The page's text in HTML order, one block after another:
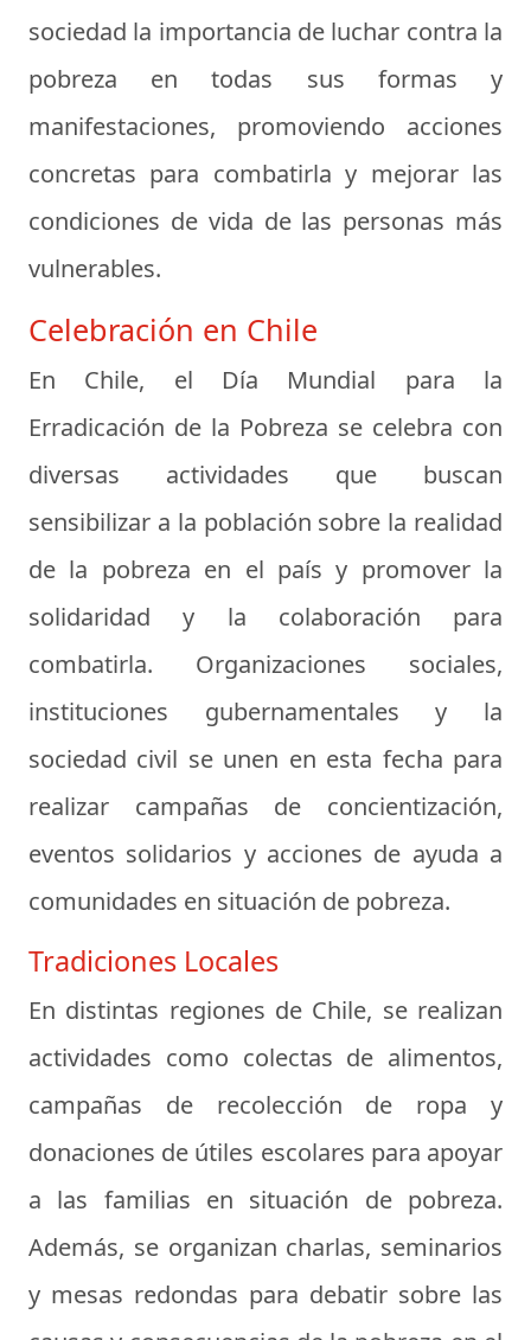
sociedad la importancia de luchar contra la
pobreza en todas sus formas y
manifestaciones, promoviendo acciones
concretas para combatirla y mejorar las
condiciones de vida de las personas más
vulnerables.
Celebración en Chile
En Chile, el Día Mundial para la
Erradicación de la Pobreza se celebra con
diversas actividades que buscan
sensibilizar a la población sobre la realidad
de la pobreza en el país y promover la
solidaridad y la colaboración para
combatirla. Organizaciones sociales,
instituciones gubernamentales y la
sociedad civil se unen en esta fecha para
realizar campañas de concientización,
eventos solidarios y acciones de ayuda a
comunidades en situación de pobreza.
Tradiciones Locales
En distintas regiones de Chile, se realizan
actividades como colectas de alimentos,
campañas de recolección de ropa y
donaciones de útiles escolares para apoyar
a las familias en situación de pobreza.
Además, se organizan charlas, seminarios
y mesas redondas para debatir sobre las